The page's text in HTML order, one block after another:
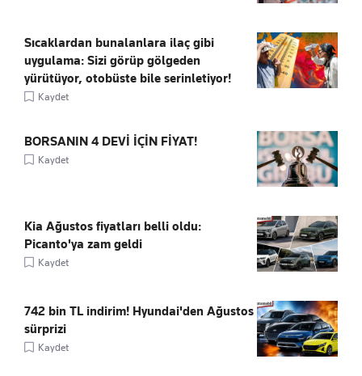
Sıcaklardan bunalanlara ilaç gibi
uygulama: Sizi görüp gölgeden
yürütüyor, otobüste bile serinletiyor!
Kaydet
BORSANIN 4 DEVİ İÇİN FİYAT!
Kaydet
Kia Ağustos fiyatları belli oldu:
Picanto'ya zam geldi
Kaydet
742 bin TL indirim! Hyundai'den Ağustos
sürprizi
Kaydet